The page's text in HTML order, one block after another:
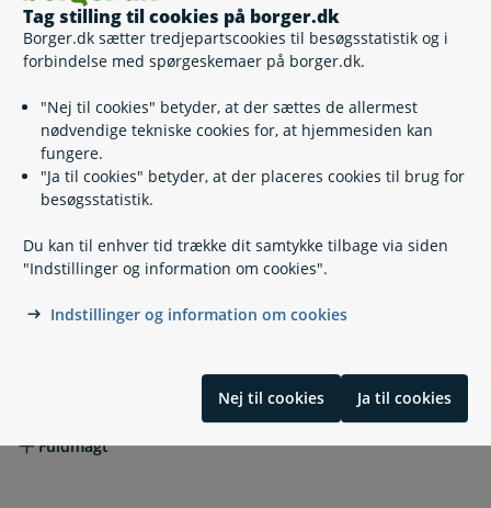
Tag stilling til cookies på borger.dk
Borger.dk sætter tredjepartscookies til besøgsstatistik og i
forbindelse med spørgeskemaer på borger.dk.
"Nej til cookies" betyder, at der sættes de allermest
nødvendige tekniske cookies for, at hjemmesiden kan
fungere.
"Ja til cookies" betyder, at der placeres cookies til brug for
besøgsstatistik.
Du kan til enhver tid trække dit samtykke tilbage via siden
"Indstillinger og information om cookies".
Indstillinger og information om cookies
Nej til cookies Ja til cookies
Kan jeg få det blå sygesikringskort
Hvor kan jeg bruge det blå sygesikringskort
Bestil det blå sygesikringskort
Fuldmagt